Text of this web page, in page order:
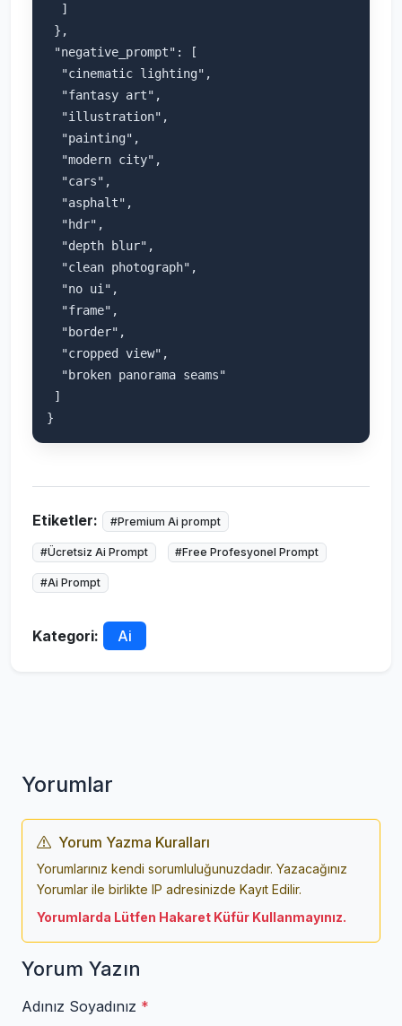
]
},
"negative_prompt": [
"cinematic lighting",
"fantasy art",
"illustration",
"painting",
"modern city",
"cars",
"asphalt",
"hdr",
"depth blur",
"clean photograph",
"no ui",
"frame",
"border",
"cropped view",
"broken panorama seams"
]
Etiketler: #Premium Ai prompt
#Ücretsiz Ai Prompt #Free Profesyonel Prompt
#Ai Prompt
Kategori: Ai
Yorumlar
Yorum Yazma Kuralları
Yorumlarınız kendi sorumluluğunuzdadır. Yazacağınız
Yorumlar ile birlikte IP adresinizde Kayıt Edilir.
Yorumlarda Lütfen Hakaret Küfür Kullanmayınız.
Yorum Yazın
Adınız Soyadınız *